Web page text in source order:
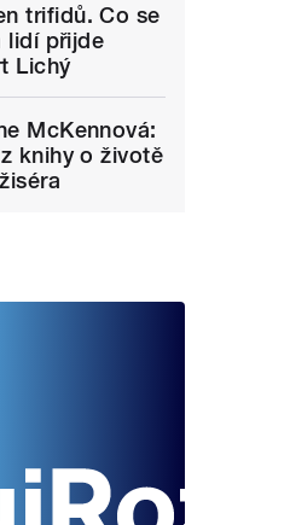
trifidů. Co se
lidí přijde
Lichý
McKennová:
knihy o životě